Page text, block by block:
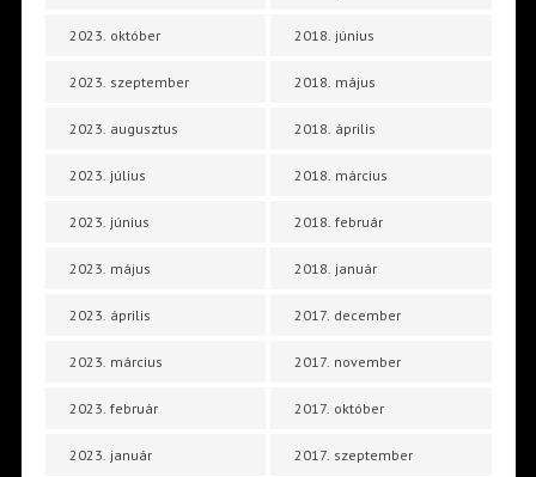
2023. október
2023. szeptember
2023. augusztus
2023. július
2023. június
2023. május
2023. április
2023. március
2023. február
2023. január
2018. június
2018. május
2018. április
2018. március
2018. február
2018. január
2017. december
2017. november
2017. október
2017. szeptember